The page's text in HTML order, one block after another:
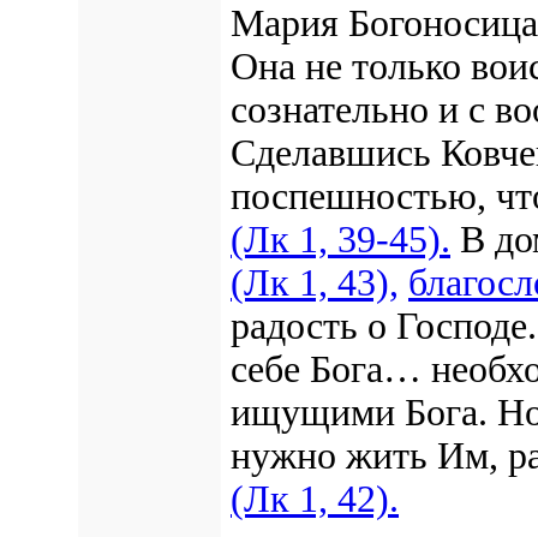
Мария
Она не только
сознательно и с
Сделавшись
поспешностью,
(Лк 1, 39-45). В
(Лк 1, 43),
радость о
себе Бога…
ищущими Бога.
нужно жить Им,
(Лк 1, 42).